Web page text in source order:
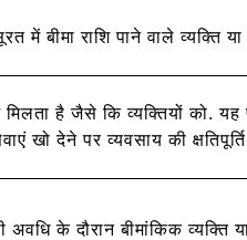
में बीमा राशि पाने वाले
है जैसे कि व्यक्तियों को. यह
खो देने पर व्यवसाय की
के दौरान बीमांकिक व्यक्ति